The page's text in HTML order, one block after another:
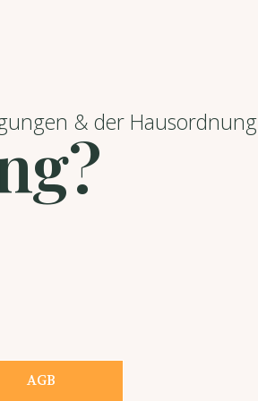
& der Hausordnung
AGB